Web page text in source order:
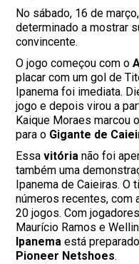
No sábado, 16 de
determinado a mostrar
convincente.
O jogo começou com o
placar com um gol de
Ipanema foi imediata.
jogo e depois virou a
Kaique Moraes marcou
para o Gigante de
Essavitória não foi
também uma
Ipanema de Caieiras.
números recentes, com
20 jogos. Com
Maurício Ramos e
Ipanema está
Pioneer Netshoes.